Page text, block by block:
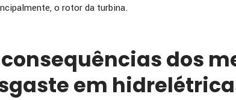
o rotor da turbina.
dos
em